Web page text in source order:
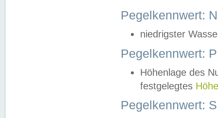
Pegelkennwert:
niedrigster
Pegelkennwert:
Höhenlage des
festgelegtes
Pegelkennwert: